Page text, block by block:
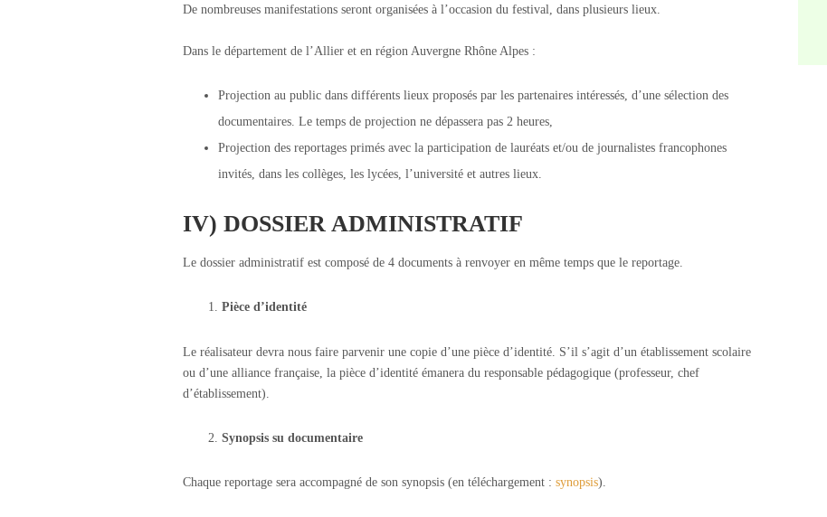
De nombreuses manifestations seront organisées à l’occasion du festival, dans plusieurs lieux.
Dans le département de l’Allier et en région Auvergne Rhône Alpes :
Projection au public dans différents lieux proposés par les partenaires intéressés, d’une sélection des
documentaires. Le temps de projection ne dépassera pas 2 heures,
Projection des reportages primés avec la participation de lauréats et/ou de journalistes francophones
invités, dans les collèges, les lycées, l’université et autres lieux.
IV) DOSSIER ADMINISTRATIF
Le dossier administratif est composé de 4 documents à renvoyer en même temps que le reportage.
Pièce d’identité
Le réalisateur devra nous faire parvenir une copie d’une pièce d’identité. S’il s’agit d’un établissement scolaire
ou d’une alliance française, la pièce d’identité émanera du responsable pédagogique (professeur, chef
d’établissement).
Synopsis su documentaire
Chaque reportage sera accompagné de son synopsis (en téléchargement : synopsis).